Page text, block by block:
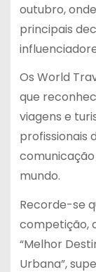
outubro,
principais
Os World
que
viagens e
profissionais
mundo.
Recorde-se
competição,
“Melhor
Urbana”,